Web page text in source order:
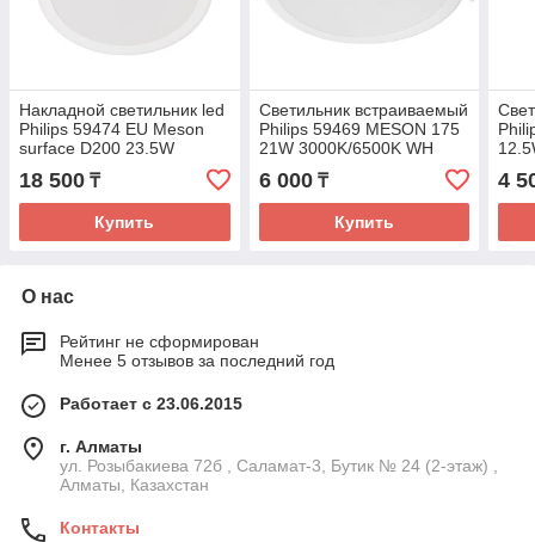
Накладной светильник led
Philips 59474 EU Meson
surface D200 23.5W
3000K/4000K
18 500 ₸
Купить
Светильник встраиваемый
Philips 59469 MESON 175
21W 3000K/6500K WH
6 000₸
Купить
4
О нас
Рейтинг не сформирован
Менее 5 отзывов за последний год
Работает с 23.06.2015
г. Алматы
ул. Розыбакиева 72б , Саламат-3, Бутик № 24 (2-этаж) ,
Алматы, Казахстан
Контакты